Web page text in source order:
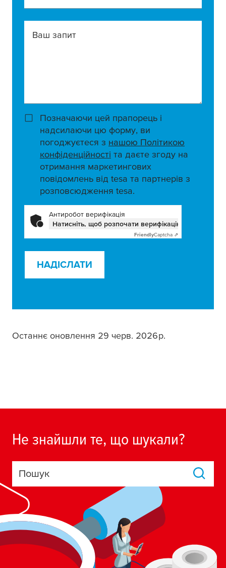
Ваш запит
Позначаючи цей прапорець і
надсилаючи цю форму, ви
погоджуєтеся з нашою Політикою
конфіденційності та даєте згоду на
отримання маркетингових
повідомлень від tesa та партнерів з
розповсюдження tesa.
Антиробот верифікація
Натисніть, щоб розпочати верифікацію
FriendlyCaptcha ⇗
НАДІСЛАТИ
Останнє оновлення 29 черв. 2026 р.
Не знайшли те, що шукали?
Пошук